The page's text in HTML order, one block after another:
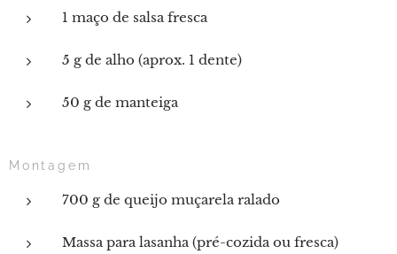
1 maço de salsa fresca
5 g de alho (aprox. 1 dente)
50 g de manteiga
Montagem
700 g de queijo muçarela ralado
Massa para lasanha (pré-cozida ou fresca)